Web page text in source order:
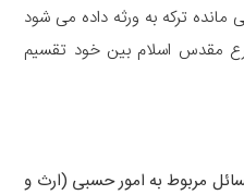
مانده ترکه به ورثه داده می شود
مقدس اسلام بین خود تقسیم
مربوط به امور حسبی (ارث و